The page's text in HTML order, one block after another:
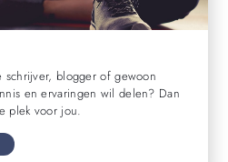
schrijver, blogger of gewoon
en ervaringen wil delen? Dan
plek voor jou.